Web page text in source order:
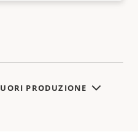
PRODUZIONE